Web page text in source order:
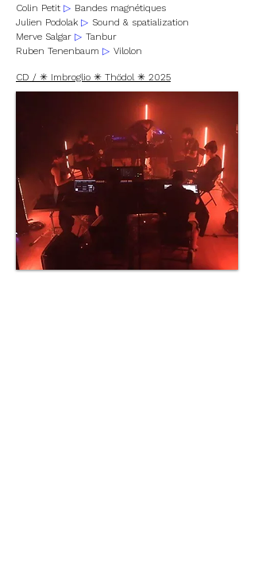
Colin Petit ▷ Bandes magnétiques
Julien Podolak ▷ Sound & spatialization
Merve Salgar ▷ Tanbur
Ruben Tenenbaum ▷ Vilolon
CD / ✳ Imbroglio ✳ Thödol ✳ 2025